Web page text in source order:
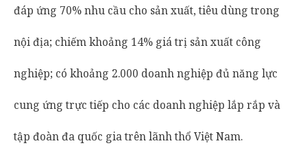
đáp ứng 70% nhu cầu cho sản xuất, tiêu dùng trong
nội địa; chiếm khoảng 14% giá trị sản xuất công
nghiệp; có khoảng 2.000 doanh nghiệp đủ năng lực
cung ứng trực tiếp cho các doanh nghiệp lắp rắp và
tập đoàn đa quốc gia trên lãnh thổ Việt Nam.